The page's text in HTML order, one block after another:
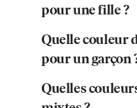
pour une fille ?
Quelle couleur
pour un garçon
Quelles